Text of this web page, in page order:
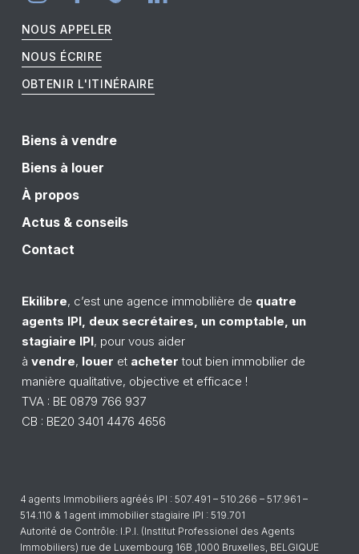
NOUS APPELER
NOUS ÉCRIRE
OBTENIR L'ITINÉRAIRE
Biens à vendre
Biens à louer
À propos
Actus & conseils
Contact
Ekilibre, c’est une agence immobilière de quatre
agents IPI, deux secrétaires, un comptable, un
stagiaire IPI, pour vous aider
à vendre, louer et acheter tout bien immobilier de
manière qualitative, objective et efficace !
TVA : BE 0879 766 937
CB : BE20 3401 4476 4656
4 agents Immobiliers agréés IPI : 507.491 – 510.266 – 517.961 –
514.110 & 1 agent immobilier stagiaire IPI : 519.701
Autorité de Contrôle: I.P.I. (Institut Professionel des Agents
Immobiliers) rue de Luxembourg 16B ,1000 Bruxelles, BELGIQUE